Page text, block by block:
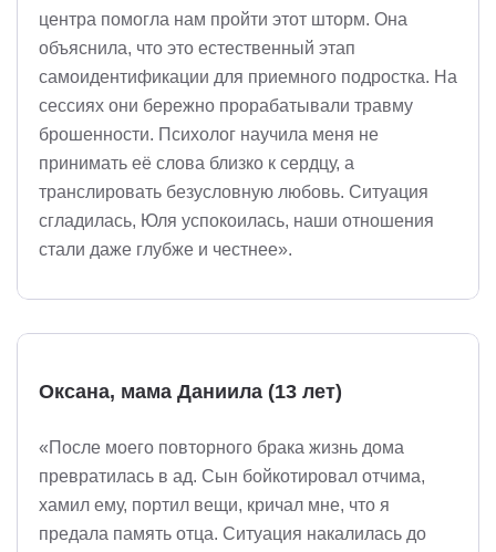
центра помогла нам пройти этот шторм. Она
объяснила, что это естественный этап
самоидентификации для приемного подростка. На
сессиях они бережно прорабатывали травму
брошенности. Психолог научила меня не
принимать её слова близко к сердцу, а
транслировать безусловную любовь. Ситуация
сгладилась, Юля успокоилась, наши отношения
стали даже глубже и честнее».
Оксана, мама Даниила (13 лет)
«После моего повторного брака жизнь дома
превратилась в ад. Сын бойкотировал отчима,
хамил ему, портил вещи, кричал мне, что я
предала память отца. Ситуация накалилась до